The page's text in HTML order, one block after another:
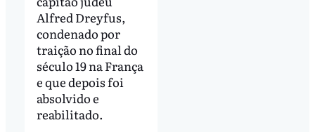
Alfred Dreyfus,
condenado por
traição no final do
século 19 na França
e que depois foi
absolvido e
reabilitado.